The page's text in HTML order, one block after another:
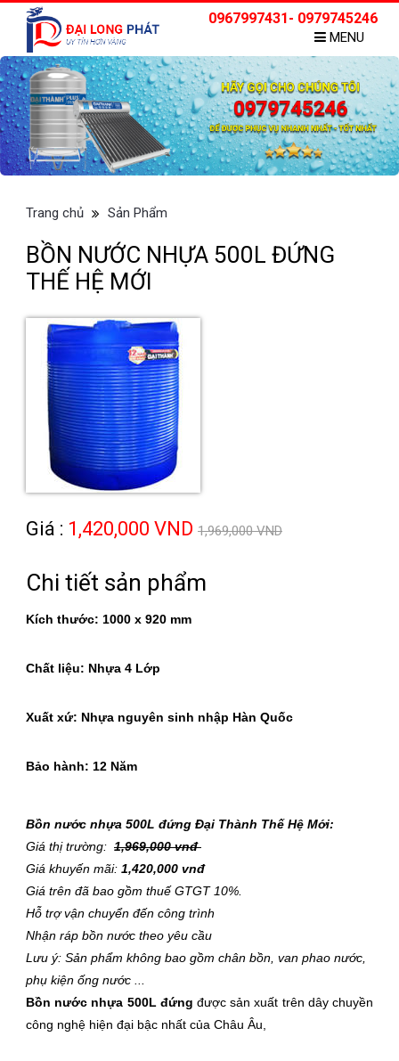
0967997431- 0979745246
MENU
Trang chủ Sản Phẩm
BỒN NƯỚC NHỰA 500L ĐỨNG
THẾ HỆ MỚI
Giá : 1,420,000 VND 1,969,000 VND
Chi tiết sản phẩm
Kích thước: 1000 x 920 mm
Chất liệu: Nhựa 4 Lớp
Xuất xứ: Nhựa nguyên sinh nhập Hàn Quốc
Bảo hành: 12 Năm
Bồn nước nhựa 500L đứng Đại Thành Thế Hệ Mới:
Giá thị trường: 1,969,000vnđ
Giá khuyến mãi: 1,420,000 vnđ
Giá trên đã bao gồm thuế GTGT 10%.
Hỗ trợ vận chuyển đến công trình
Nhận ráp bồn nước theo yêu cầu
Lưu ý: Sản phẩm không bao gồm chân bồn, van phao nước,
phụ kiện ống nước ...
Bồn nước nhựa 500L đứng được sản xuất trên dây chuyền
công nghệ hiện đại bậc nhất của Châu Âu,